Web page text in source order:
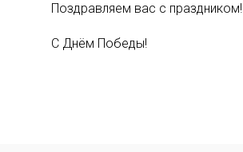
Поздравляем вас с праздником!
С Днём Победы!